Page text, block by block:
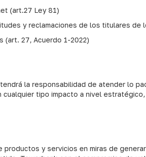
(art.27 Ley 81)
y reclamaciones de los titulares
(art. 27, Acuerdo 1-2022)
la responsabilidad de atender lo
tipo impacto a nivel
y servicios en miras de